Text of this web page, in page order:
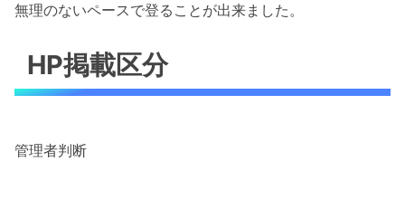
無理のないペースで登ることが出来ました。
HP掲載区分
管理者判断